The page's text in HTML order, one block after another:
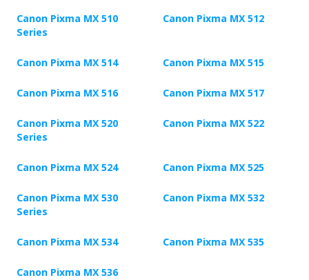
Canon Pixma MX 510
Series
Canon Pixma MX 512
Canon Pixma MX 514 Canon Pixma MX 515
Canon Pixma MX 516 Canon Pixma MX 517
Canon Pixma MX 520
Series
Canon Pixma MX 522
Canon Pixma MX 524 Canon Pixma MX 525
Canon Pixma MX 530
Series
Canon Pixma MX 532
Canon Pixma MX 534 Canon Pixma MX 535
Canon Pixma MX 536